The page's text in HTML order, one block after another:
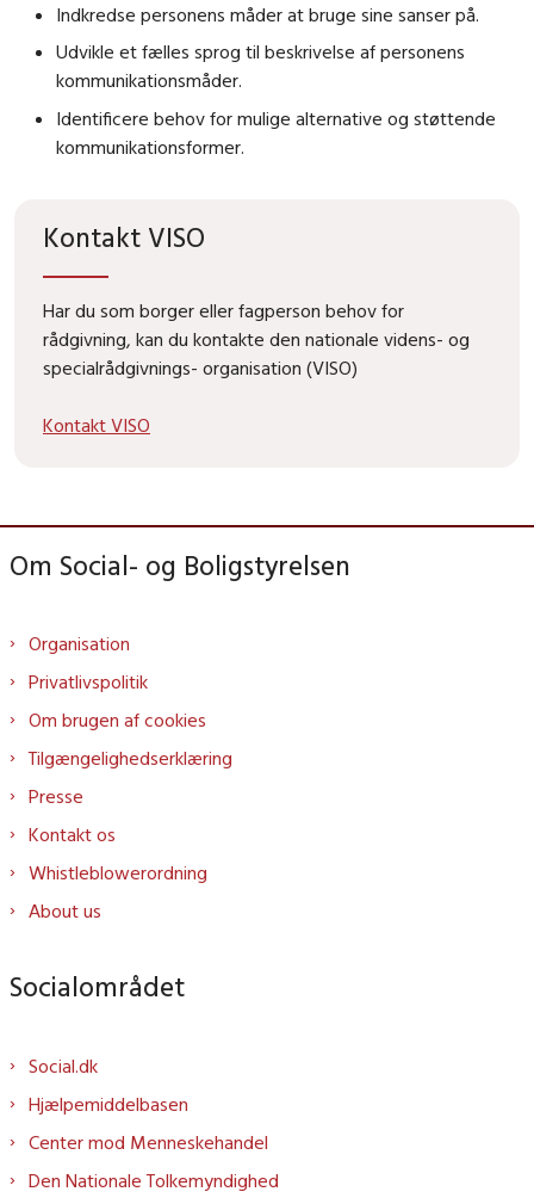
Indkredse personens måder at bruge sine sanser på.
Udvikle et fælles sprog til beskrivelse af personens
kommunikationsmåder.
Identificere behov for mulige alternative og støttende
kommunikationsformer.
Kontakt VISO
Har du som borger eller fagperson behov for
rådgivning, kan du kontakte den nationale videns- og
specialrådgivnings- organisation (VISO)
Kontakt VISO
Om Social- og Boligstyrelsen
Organisation
Privatlivspolitik
Om brugen af cookies
Tilgængelighedserklæring
Presse
Kontakt os
Whistleblowerordning
About us
Socialområdet
Social.dk
Hjælpemiddelbasen
Center mod Menneskehandel
Den Nationale Tolkemyndighed